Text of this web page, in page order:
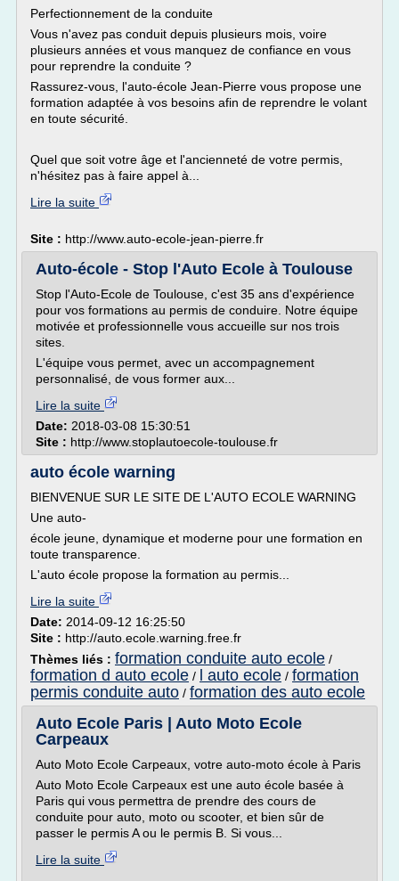
Perfectionnement de la conduite
Vous n'avez pas conduit depuis plusieurs mois, voire
plusieurs années et vous manquez de confiance en vous
pour reprendre la conduite ?
Rassurez-vous, l'auto-école Jean-Pierre vous propose une
formation adaptée à vos besoins afin de reprendre le volant
en toute sécurité.
Quel que soit votre âge et l'ancienneté de votre permis,
n'hésitez pas à faire appel à...
Lire la suite
Site : http://www.auto-ecole-jean-pierre.fr
Auto-école - Stop l'Auto Ecole à Toulouse
Stop l'Auto-Ecole de Toulouse, c'est 35 ans d'expérience
pour vos formations au permis de conduire. Notre équipe
motivée et professionnelle vous accueille sur nos trois
sites.
L'équipe vous permet, avec un accompagnement
personnalisé, de vous former aux...
Lire la suite
Date: 2018-03-08 15:30:51
Site : http://www.stoplautoecole-toulouse.fr
auto école warning
BIENVENUE SUR LE SITE DE L'AUTO ECOLE WARNING
Une auto-
école jeune, dynamique et moderne pour une formation en
toute transparence.
L'auto école propose la formation au permis...
Lire la suite
Date: 2014-09-12 16:25:50
Site : http://auto.ecole.warning.free.fr
Thèmes liés : formation conduite auto ecole /
formation d auto ecole / l auto ecole / formation
permis conduite auto / formation des auto ecole
Auto Ecole Paris | Auto Moto Ecole
Carpeaux
Auto Moto Ecole Carpeaux, votre auto-moto école à Paris
Auto Moto Ecole Carpeaux est une auto école basée à
Paris qui vous permettra de prendre des cours de
conduite pour auto, moto ou scooter, et bien sûr de
passer le permis A ou le permis B. Si vous...
Lire la suite